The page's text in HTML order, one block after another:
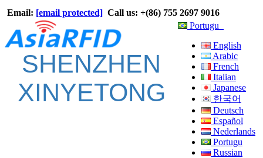
Email: [email protected] Call us: +(86) 755 2697 9016
Portugu
English
Arabic
French
Italian
Japanese
한국어
Deutsch
Español
Nederlands
Portugu
Russian
SHENZHEN
XINYETONG